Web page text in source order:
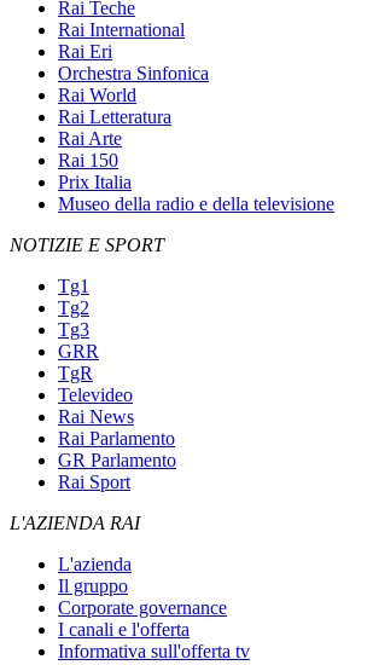
Rai Teche
Rai International
Rai Eri
Orchestra Sinfonica
Rai World
Rai Letteratura
Rai Arte
Rai 150
Prix Italia
Museo della radio e della televisione
NOTIZIE E SPORT
Tg1
Tg2
Tg3
GRR
TgR
Televideo
Rai News
Rai Parlamento
GR Parlamento
Rai Sport
L'AZIENDA RAI
L'azienda
Il gruppo
Corporate governance
I canali e l'offerta
Informativa sull'offerta tv